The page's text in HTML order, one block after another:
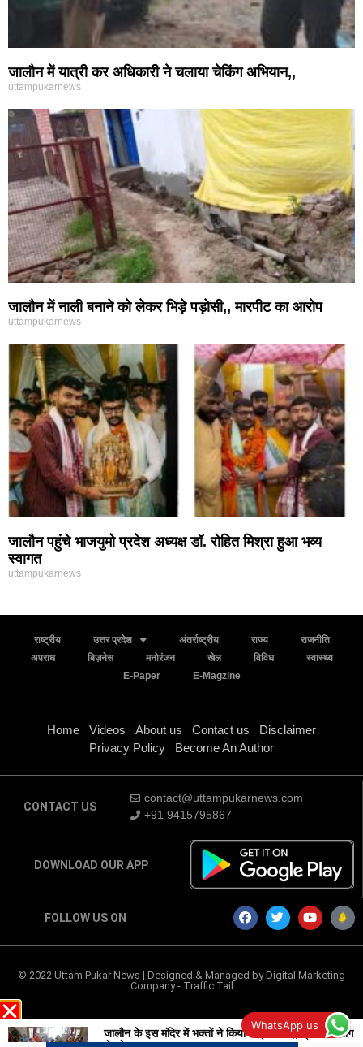
जालौन में यात्री कर अधिकारी ने चलाया चेकिंग अभियान,,
uttampukarnews
जालौन में नाली बनाने को लेकर भिड़े पड़ोसी,, मारपीट का आरोप
uttampukarnews
जालौन पहुंचे भाजयुमो प्रदेश अध्यक्ष डॉ. रोहित मिश्रा हुआ भव्य
स्वागत
uttampukarnews
राष्ट्रीय उत्तर प्रदेश अंतर्राष्ट्रीय राज्य
राजनीति
अपराध
बिज़नेस मनोरंजन खेल विविध
स्वास्थ्य
E-Paper
E-Magzine
Home Videos About us Contact us
Disclaimer
Privacy Policy
Become An Author
CONTACT US
contact@uttampukarnews.com
+91 9415795867
DOWNLOAD OUR APP
FOLLOW US ON
© 2022 Uttam Pukar News | Designed & Managed byDigital Marketing
Company- Traffic Tail
WhatsApp us
जालौन के इस मंदिर में भक्तों ने किया रुद्राभिषेक,, प्रतिदिन भाग